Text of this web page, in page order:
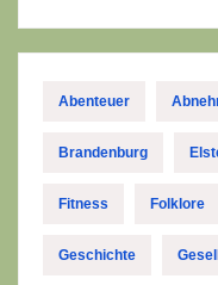
Abenteuer
Brandenburg
Fitness Folklore
Geschichte